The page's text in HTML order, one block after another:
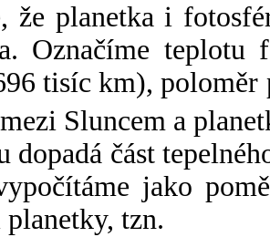
že planetka i
Označíme
tisíc km),
Sluncem a
dopadá část
jako
tzn.